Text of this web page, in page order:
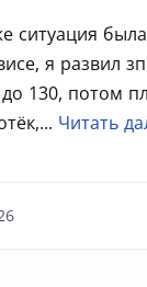
ситуация
я развил
130, потом
Читать